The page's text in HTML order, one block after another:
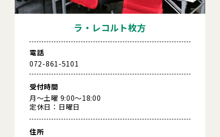
ラ・レコルト枚方
電話
072-861-5101
受付時間
月～土曜 9:00～18:00
定休日：日曜日
住所